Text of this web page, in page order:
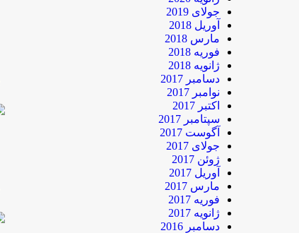
جولای 2019
آوریل 2018
مارس 2018
فوریه 2018
ژانویه 2018
دسامبر 2017
نوامبر 2017
اکتبر 2017
سپتامبر 2017
آگوست 2017
جولای 2017
ژوئن 2017
آوریل 2017
مارس 2017
فوریه 2017
ژانویه 2017
دسامبر 2016